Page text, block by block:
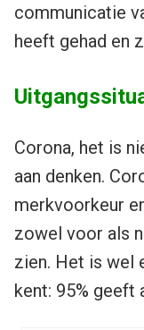
communicatie
heeft gehad en
Corona, het is
aan denken.
merkvoorkeur
zowel voor als
zien. Het is wel
kent: 95% geeft